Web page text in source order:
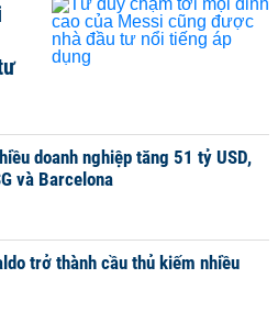
doanh nghiệp tăng 51 tỷ USD,
và Barcelona
trở thành cầu thủ kiếm nhiều